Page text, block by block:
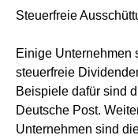
Steuerfreie
Einige Unternehmen
steuerfreie
Beispiele dafür sind
Deutsche Post.
Unternehmen sind